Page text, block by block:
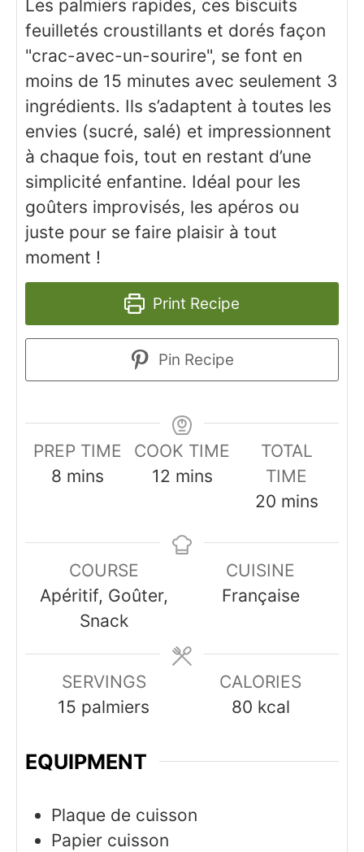
Les palmiers rapides, ces biscuits
feuilletés croustillants et dorés façon
"crac-avec-un-sourire", se font en
moins de 15 minutes avec seulement 3
ingrédients. Ils s’adaptent à toutes les
envies (sucré, salé) et impressionnent
à chaque fois, tout en restant d’une
simplicité enfantine. Idéal pour les
goûters improvisés, les apéros ou
juste pour se faire plaisir à tout
moment !
Print Recipe
Pin Recipe
PREP TIME
8minutes
mins
COOK TIME
12minutes
mins
TOTAL
TIME
20minutes
mins
COURSE
Apéritif, Goûter,
Snack
CUISINE
Française
SERVINGS
15 palmiers
CALORIES
80 kcal
EQUIPMENT
Plaque de cuisson
Papier cuisson